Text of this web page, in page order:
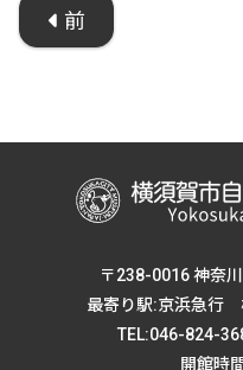
前
〒238-0016 神奈
最寄り駅:京浜急行
TEL:046-824-
開館時